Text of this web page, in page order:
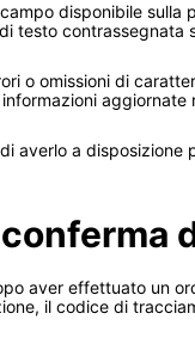
disponibile
testo contrassegnata
o omissioni di
averlo a disposizione
aver effettuato un
il codice di